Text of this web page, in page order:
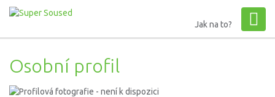
Jak na to?
Osobní profil